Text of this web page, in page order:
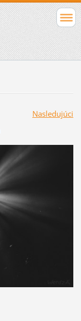
Nasledujúci